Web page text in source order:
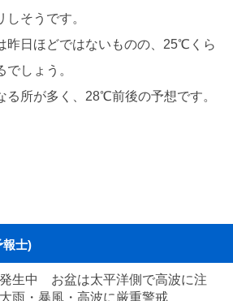
そうです。
昨日ほどではないものの、25℃くら
しょう。
る所が多く、28℃前後の予想です。
報士)
生中 お盆は太平洋側で高波に注
雨・暴風・高波に厳重警戒